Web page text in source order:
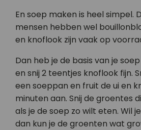
En soep maken is heel simpel.
mensen hebben wel
en knoflook zijn vaak op
Dan heb je de basis van je
en snij 2 teentjes knoflook fijn.
een soeppan en fruit de ui en
minuten aan. Snij de groentes
als je de soep zo wilt eten. Wil
dan kun je de groenten wat